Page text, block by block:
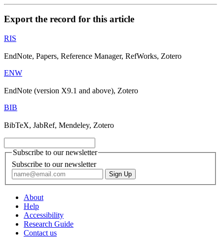
Export the record for this article
RIS
EndNote, Papers, Reference Manager, RefWorks, Zotero
ENW
EndNote (version X9.1 and above), Zotero
BIB
BibTeX, JabRef, Mendeley, Zotero
Subscribe to our newsletter
Subscribe to our newsletter
About
Help
Accessibility
Research Guide
Contact us